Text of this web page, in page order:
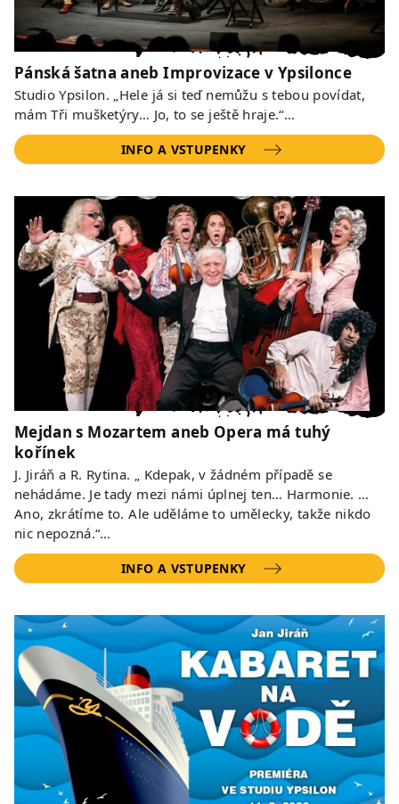
Pánská šatna aneb Improvizace v Ypsilonce
Studio Ypsilon. „Hele já si teď nemůžu s tebou povídat,
mám Tři mušketýry… Jo, to se ještě hraje.“…
INFO A VSTUPENKY
Mejdan s Mozartem aneb Opera má tuhý
kořínek
J. Jiráň a R. Rytina. „ Kdepak, v žádném případě se
nehádáme. Je tady mezi námi úplnej ten… Harmonie. …
Ano, zkrátíme to. Ale uděláme to umělecky, takže nikdo
nic nepozná.“…
INFO A VSTUPENKY